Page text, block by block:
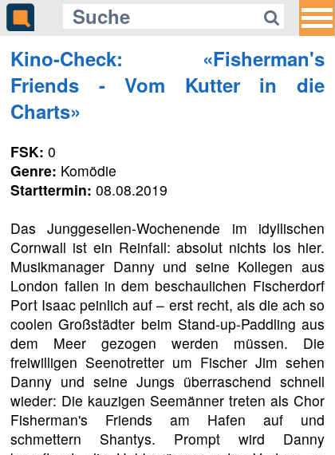
Kino-Check: «Fisherman's
Friends - Vom Kutter in die
Charts»
FSK: 0
Genre: Komödie
Starttermin: 08.08.2019
Das Junggesellen-Wochenende im idyllischen
Cornwall ist ein Reinfall: absolut nichts los hier.
Musikmanager Danny und seine Kollegen aus
London fallen in dem beschaulichen Fischerdorf
Port Isaac peinlich auf – erst recht, als die ach so
coolen Großstädter beim Stand-up-Paddling aus
dem Meer gezogen werden müssen. Die
freiwilligen Seenotretter um Fischer Jim sehen
Danny und seine Jungs überraschend schnell
wieder: Die kauzigen Seemänner treten als Chor
Fisherman's Friends am Hafen auf und
schmettern Shantys. Prompt wird Danny